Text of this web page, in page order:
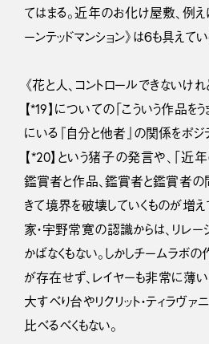
てはまる。近年のお化け屋敷、例え
ーンテッドマンション》は６も具えてい
《花と人、コントロールできないけ
【*19】についての「こういう作品を
にいる『自分と他者』の関係をポジ
【*20】という猪子の発言や、「近
鑑賞者と作品、鑑賞者と鑑賞者の
きて境界を破壊していくものが増え
家・宇野常寛の認識からは、リレー
かばなくもない。しかしチームラボ
が存在せず、レイヤーも非常に薄い
大すべり台やリクリット・ティラヴァ
比べるべくもない。